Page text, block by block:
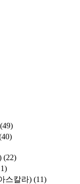
(49)
(22)
스칼라) (11)